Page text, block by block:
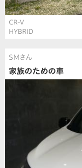
CR-V
HYBRID
SMさん
家族のための車